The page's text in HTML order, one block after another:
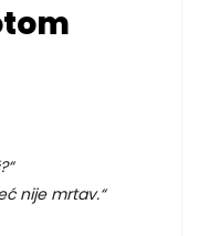
nije mrtav.“